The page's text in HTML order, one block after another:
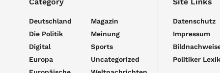
Deutschland
Die Politik
Digital
Europa
Magazin
Meinung
Sports
Uncategorized
Datenschutz
Impressum
Politiker